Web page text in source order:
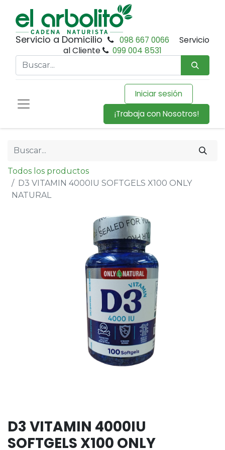
Servicio a Domicilio 098 667 0066
Servicio
al Cliente
099 004 8531
Iniciar sesión
¡Trabaja con Nosotros!
Todos los productos
D3 VITAMIN 4000IU SOFTGELS X100 ONLY
NATURAL
D3 VITAMIN 4000IU
SOFTGELS X100 ONLY